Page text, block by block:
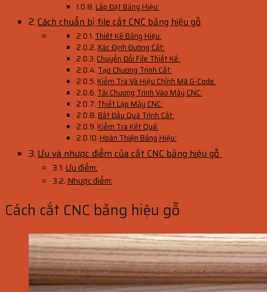
Lắp Đặt Bảng Hiệu:
Cách chuẩn bị file cắt CNC bảng hiệu gỗ
Thiết Kế Bảng Hiệu:
Xác Định Đường Cắt:
Chuyển Đổi File Thiết Kế:
Tạo Chương Trình Cắt:
Kiểm Tra Và Hiệu Chỉnh Mã G-Code:
Tải Chương Trình Vào Máy CNC:
Thiết Lập Máy CNC:
Bắt Đầu Quá Trình Cắt:
Kiểm Tra Kết Quả:
Hoàn Thiện Bảng Hiệu:
Ưu và nhược điểm của cắt CNC bảng hiệu gỗ
Ưu điểm:
Nhược điểm:
Cách cắt CNC bảng hiệu gỗ